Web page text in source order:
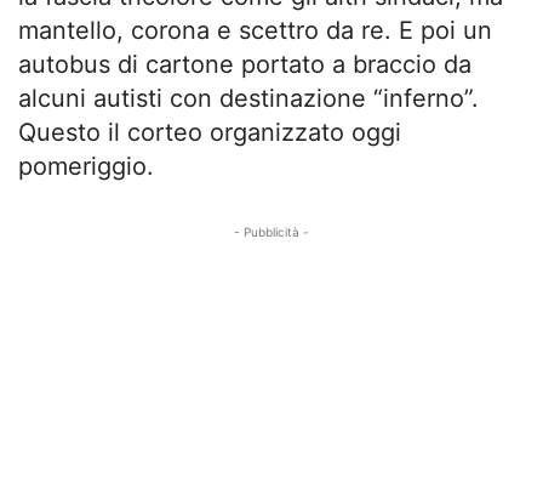
mantello, corona e scettro da re. E poi un
autobus di cartone portato a braccio da
alcuni autisti con destinazione “inferno”.
Questo il corteo organizzato oggi
pomeriggio.
- Pubblicità -